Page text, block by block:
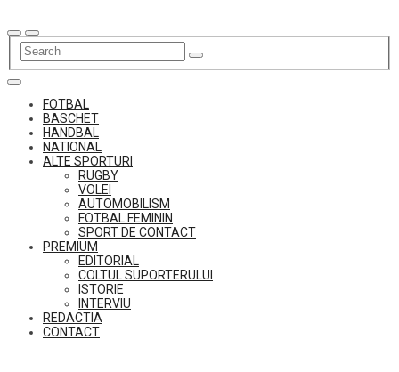
to
content
FOTBAL
BASCHET
HANDBAL
NATIONAL
ALTE SPORTURI
RUGBY
VOLEI
AUTOMOBILISM
FOTBAL FEMININ
SPORT DE CONTACT
PREMIUM
EDITORIAL
COLTUL SUPORTERULUI
ISTORIE
INTERVIU
REDACTIA
CONTACT